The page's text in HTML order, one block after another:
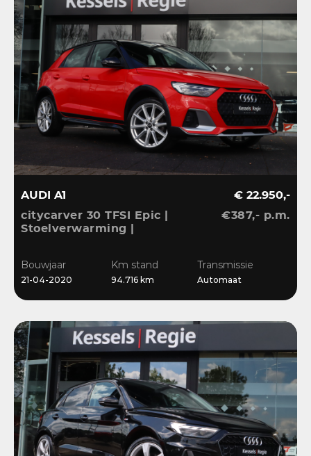
AUDI A1
citycarver 30 TFSI Epic |
Stoelverwarming |
Navi
€ 22.950,-
€387,- p.m.
Bouwjaar
21-04-2020
Km stand
94.716 km
Transmissie
Automaat